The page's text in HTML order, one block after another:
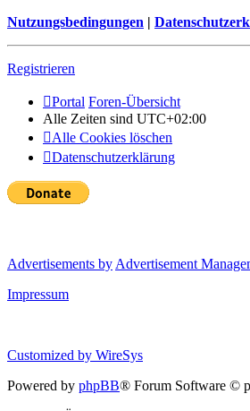
Nutzungsbedingungen |
Registrieren
Portal Foren-Übersicht
Alle Zeiten sind UTC+02:00
Alle Cookies löschen
Datenschutzerklärung
Advertisements by Advertisement
Impressum
Customized by WireSys
Powered by phpBB® Forum Software ©